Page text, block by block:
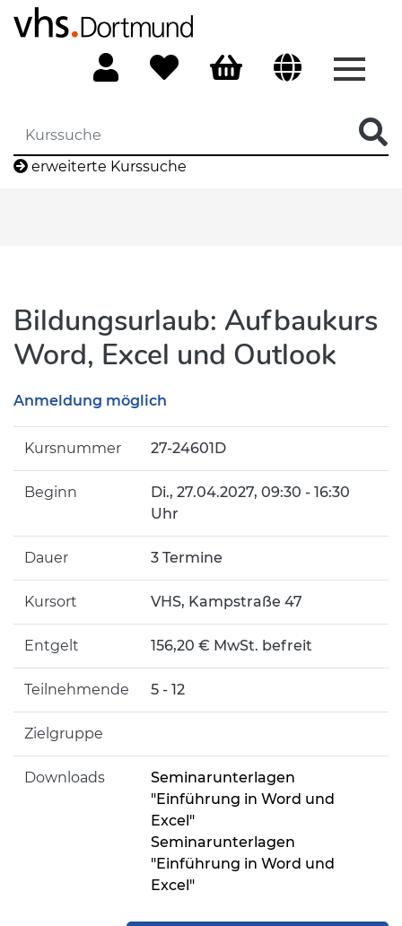
erweiterte Kurssuche
Bildungsurlaub: Aufbaukurs
Word, Excel und Outlook
Anmeldung möglich
Kursnummer 27-24601D
Beginn Di., 27.04.2027, 09:30 - 16:30
Uhr
Dauer 3 Termine
Kursort VHS, Kampstraße 47
Entgelt 156,20 € MwSt. befreit
Teilnehmende 5 - 12
Zielgruppe
Downloads
Seminarunterlagen
"Einführung in Word und
Excel"
Seminarunterlagen
"Einführung in Word und
Excel"